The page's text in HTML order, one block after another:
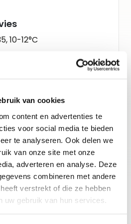
van cookies
content en advertenties te
voor social media te bieden
te analyseren. Ook delen we
van onze site met onze
adverteren en analyse. Deze
combineren met andere
verstrekt of die ze hebben
uw gebruik van hun services.
10-12°C
bij schaaldieren,
pasta met sardines
of arancini. Subliem in
sushi en sashimi.